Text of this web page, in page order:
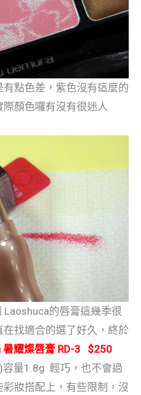
點色差，紫色沒有這麼的
顏色囉有沒有很迷人
的唇膏這幾季很
找適合的選了好久，終於
暑耀燦唇膏 RD-3 $250
容量1.8g 輕巧，也不會過
妝搭配上，有些限制，沒